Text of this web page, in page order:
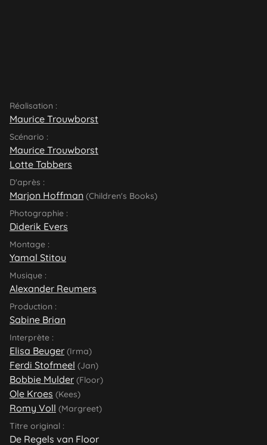
Réalisation :
Maurice Trouwborst
Scénario :
Maurice Trouwborst
Lotte Tabbers
D'après :
Marjon Hoffman (Children's Books)
Photographie :
Diderik Evers
Montage :
Yamal Stitou
Musique :
Alexander Reumers
Production :
Sabine Brian
Interprète :
Elisa Beuger (Irma)
Ferdi Stofmeel (Jan)
Bobbie Mulder (Floor)
Ole Kroes (Kees)
Romy Voll (Margreet)
Titre original :
De Regels van Floor